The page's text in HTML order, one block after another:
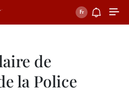
de
la Police